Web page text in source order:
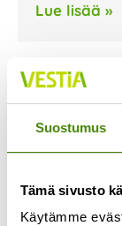
Suostumus
Tämä sivusto
Käytämme
Lue lisää »
loka-
28.9.2023
Kannuksen,